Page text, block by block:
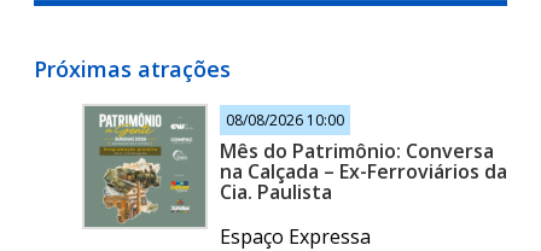
Próximas atrações
08/08/2026 10:00
Mês do Patrimônio: Conversa
na Calçada – Ex-Ferroviários da
Cia. Paulista
Espaço Expressa